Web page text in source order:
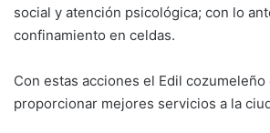
social y atención psicológica; con lo
confinamiento en celdas.
Con estas acciones el Edil
proporcionar mejores servicios a la